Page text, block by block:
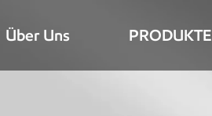
Über Uns PRODUKTE